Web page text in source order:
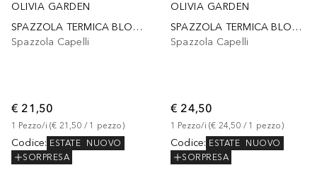
OLIVIA GARDEN
SPAZZOLA TERMICA BLOWOUT HEAT NYLGARD 25mm
Spazzola Capelli
€ 21,50
1 Pezzo/i (€ 21,50 / 1 pezzo)
Codice: ESTATE
NUOVO
SORPRESA
OLIVIA GARDEN
SPAZZOLA TERMICA BLOWOUT SPEED PASTEL PINK 45 mm
Spazzola Capelli
€ 24,50
1 Pezzo/i (€ 24,50 / 1 pezzo)
Codice: ESTATE
NUOVO
SORPRESA